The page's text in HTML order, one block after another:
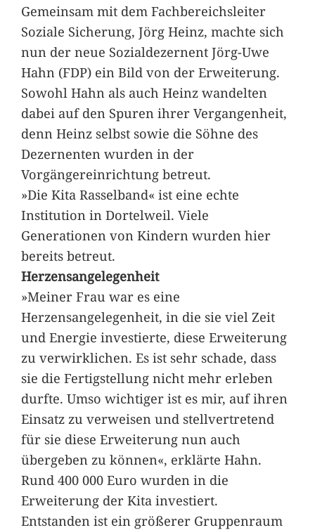
Gemeinsam mit dem Fachbereichsleiter
Soziale Sicherung, Jörg Heinz, machte sich
nun der neue Sozialdezernent Jörg-Uwe
Hahn (FDP) ein Bild von der Erweiterung.
Sowohl Hahn als auch Heinz wandelten
dabei auf den Spuren ihrer Vergangenheit,
denn Heinz selbst sowie die Söhne des
Dezernenten wurden in der
Vorgängereinrichtung betreut.
»Die Kita Rasselband« ist eine echte
Institution in Dortelweil. Viele
Generationen von Kindern wurden hier
bereits betreut.
Herzensangelegenheit
»Meiner Frau war es eine
Herzensangelegenheit, in die sie viel Zeit
und Energie investierte, diese Erweiterung
zu verwirklichen. Es ist sehr schade, dass
sie die Fertigstellung nicht mehr erleben
durfte. Umso wichtiger ist es mir, auf ihren
Einsatz zu verweisen und stellvertretend
für sie diese Erweiterung nun auch
übergeben zu können«, erklärte Hahn.
Rund 400 000 Euro wurden in die
Erweiterung der Kita investiert.
Entstanden ist ein größerer Gruppenraum